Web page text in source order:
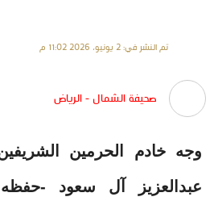
تم النشر في: 2 يونيو، 2026 11:02 م
صحيفة الشمال - الرياض
وجه خادم الحرمين
عبدالعزيز آل سعود -